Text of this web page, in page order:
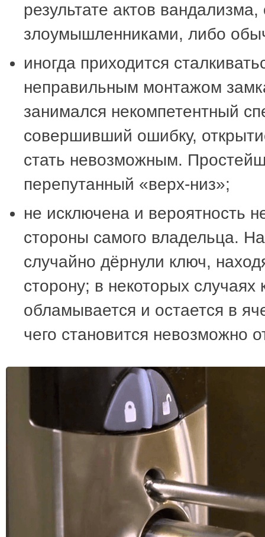
результате актов
злоумышленниками, либо
иногда приходится
неправильным монтажом
занимался некомпетентный
совершивший ошибку,
стать невозможным.
перепутанный «верх-низ»;
не исключена и вероятность
стороны самого владельца.
случайно дёрнули ключ,
сторону; в некоторых случаях
обламывается и остается в
чего становится невозможно